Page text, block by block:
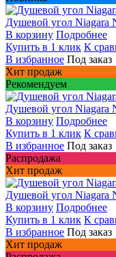
Душевой угол Niagara
В корзину Подробнее
Купить в 1 клик К
В избранное Под заказ
Хит продаж
Рекомендуем
Душевой угол Niagara
В корзину Подробнее
Купить в 1 клик К
В избранное Под заказ
Распродажа
Хит продаж
Душевой угол Niagara
В корзину Подробнее
Купить в 1 клик К
В избранное Под заказ
Хит продаж